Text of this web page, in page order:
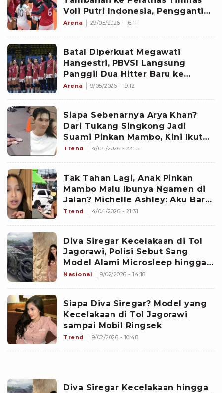
Voli Putri Indonesia, Pengganti
Megawati Hangestri?
Arena 29/05/2026 - 16:11
Batal Diperkuat Megawati
Hangestri, PBVSI Langsung
Panggil Dua Hitter Baru ke
Pelatnas Timnas Voli Putri
Arena 9/05/2026 - 19:12
Siapa Sebenarnya Arya Khan?
Dari Tukang Singkong Jadi
Suami Pinkan Mambo, Kini Ikut
Ngamen di Jalan Demi Bertahan
Trend 4/04/2026 - 22:15
Tak Tahan Lagi, Anak Pinkan
Mambo Malu Ibunya Ngamen di
Jalan? Michelle Ashley: Aku Baru
Denger Mami Ngamen,
Trend 4/04/2026 - 21:31
Diva Siregar Kecelakaan di Tol
Jagorawi, Polisi Sebut Sang
Model Alami Microsleep hingga
Tabrak Pembatas Jalan
Nasional 9/02/2026 - 14:18
Siapa Diva Siregar? Model yang
Kecelakaan di Tol Jagorawi
sampai Mobil Ringsek
Trend 9/02/2026 - 10:48
Diva Siregar Kecelakaan hingga